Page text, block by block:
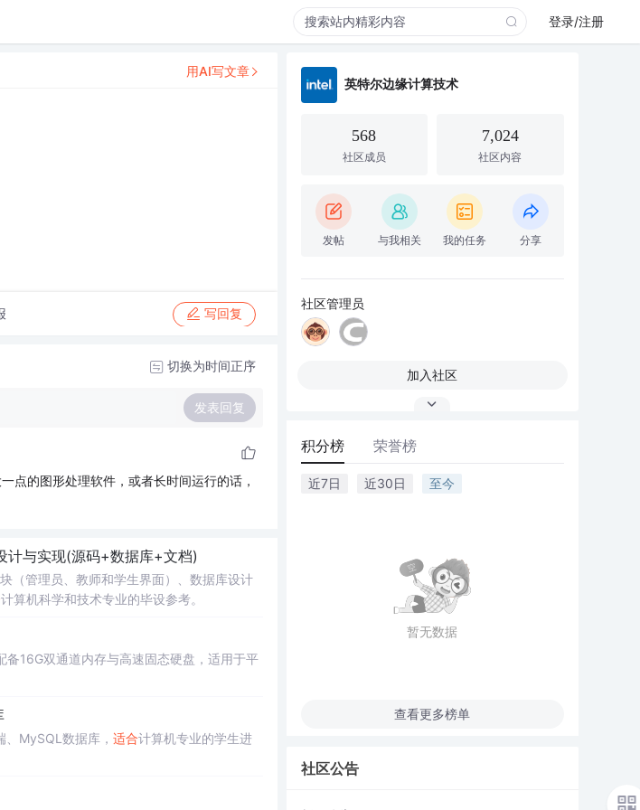
登录/注册
写回复
用AI写文章
切换为时间正序
发表回复
点的图形处理软件，或者长时间运行的话，
计与实现(源码+数据库+文档)
（管理员、教师和学生界面）、数据库设计
计算机科学和技术专业的毕设参考。
16G双通道内存与高速固态硬盘，适用于平
MySQL数据库， 适合计算机专业的学生进
英特尔边缘计算技术
568
社区成员
7,024
社区内容
发帖 与我相关 我的任务 分享
社区管理员
加入社区
积分榜 荣誉榜
近7日 近30日 至今
暂无数据
查看更多榜单
社区公告